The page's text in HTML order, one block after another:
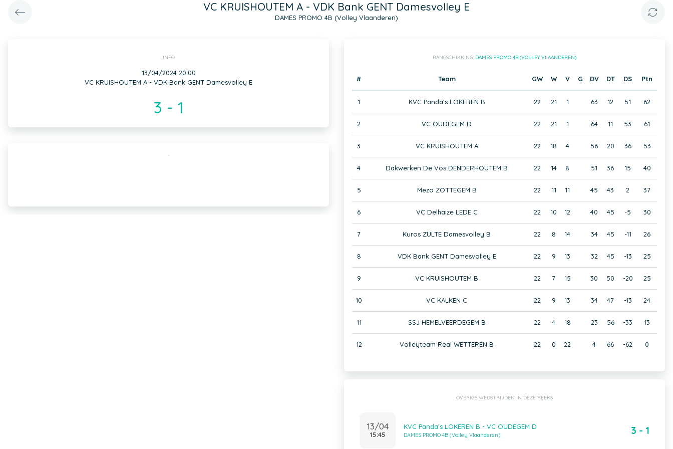
VC KRUISHOUTEM A - VDK Bank GENT Damesvolley E
DAMES PROMO 4B (Volley Vlaanderen)
INFO
13/04/2024 20:00
VC KRUISHOUTEM A - VDK Bank GENT Damesvolley E
3 - 1
,
RANGSCHIKKING: DAMES PROMO 4B (VOLLEY VLAANDEREN)
# Team GW W V G DV DT DS Ptn
1 KVC Panda's LOKEREN B 22 21 1 63 12 51 62
2 VC OUDEGEM D 22 21 1 64 11 53 61
3 VC KRUISHOUTEM A 22 18 4 56 20 36 53
4 Dakwerken De Vos DENDERHOUTEM B 22 14 8 51 36 15 40
5 Mezo ZOTTEGEM B 22 11 11 45 43 2 37
6 VC Delhaize LEDE C 22 10 12 40 45 -5 30
7 Kuros ZULTE Damesvolley B 22 8 14 34 45 -11 26
8 VDK Bank GENT Damesvolley E 22 9 13 32 45 -13 25
9 VC KRUISHOUTEM B 22 7 15 30 50 -20 25
10 VC KALKEN C 22 9 13 34 47 -13 24
11 SSJ HEMELVEERDEGEM B 22 4 18 23 56 -33 13
12 Volleyteam Real WETTEREN B 22 0 22 4 66 -62 0
OVERIGE WEDSTRIJDEN IN DEZE REEKS
13/04
15:45
KVC Panda's LOKEREN B - VC OUDEGEM D
DAMES PROMO 4B (Volley Vlaanderen) 3 - 1